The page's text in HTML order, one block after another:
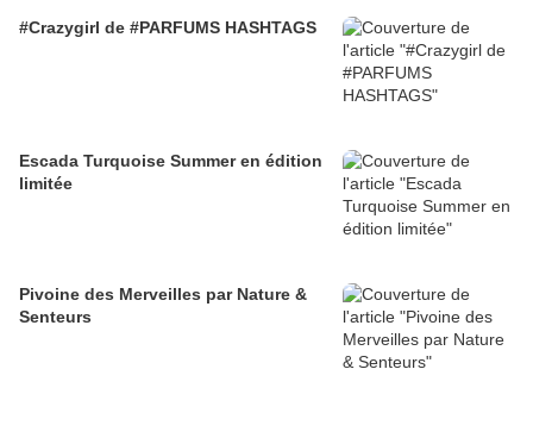
#Crazygirl de #PARFUMS HASHTAGS
Escada Turquoise Summer en édition
limitée
Pivoine des Merveilles par Nature &
Senteurs